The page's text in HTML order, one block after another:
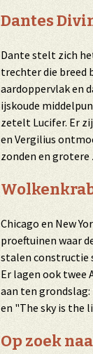
Dantes
Dante stelt zich
trechter die breed
aardoppervlak en
ijskoude
zetelt Lucifer. Er
en Vergilius
zonden en grotere
Chicago en New
proeftuinen waar
stalen constructie
Er lagen ook twee
aan ten
en "The sky is the
Op zoek